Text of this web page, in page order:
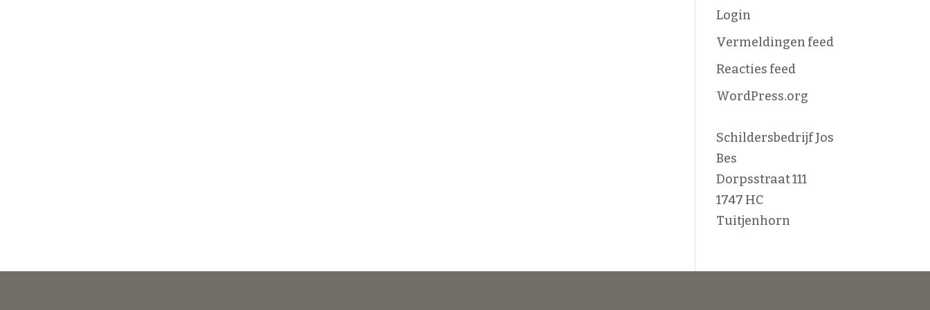
Login
Vermeldingen feed
Reacties feed
WordPress.org
Schildersbedrijf Jos
Bes
Dorpsstraat 111
1747 HC
Tuitjenhorn